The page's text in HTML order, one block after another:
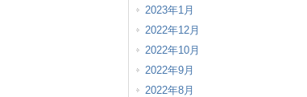
2023年1月
2022年12月
2022年10月
2022年9月
2022年8月